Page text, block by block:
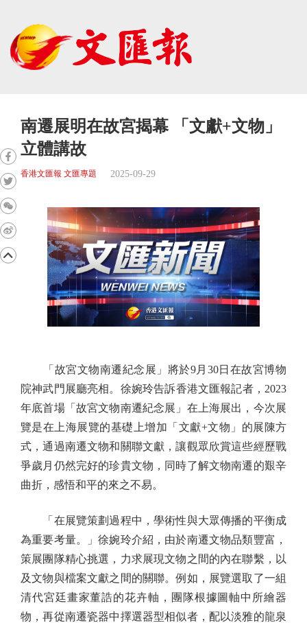
南遷展明在故宮揭幕 「文獻+文物」
立體講故
香港文匯報 文匯專題 2025-09-29
「故宮文物南遷紀念展」將於9月30日在故宮博物
院神武門展廳亮相。徐婉玲告訴香港文匯報記者，2023
年底首場「故宮文物南遷紀念展」在上海展出，今次展
覽是在上海展覽的基礎上增加「文獻+文物」的展陳方
式，通過南遷文物和關聯文獻，讓觀眾欣賞這些經歷戰
爭歲月仍然完好的珍貴文物，同時了解文物南遷的艱辛
曲折，感悟和平的來之不易。
「在展覽策劃過程中，學術性與大眾傳播的平衡成
為重要考量。」徐婉玲介紹，由於南遷文物品類豐富，
策展團隊精心挑選，力求展現文物之間的內在聯繫，以
及文物與檔案文獻之間的關聯。例如，展覽選取了一組
清代宮廷畫家董誥的花卉軸，團隊根據圖軸中所繪器
物，再從南遷瓷器中擇選器型相似者，配以淡雅的龍泉